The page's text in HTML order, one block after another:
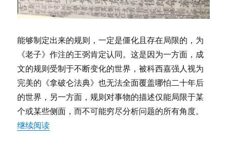
能够制定出来的规则，一定是僵化且存在局限的，为
《老子》作注的王弼肯定认同。这是因为一方面，成
文的规则受制于不断变化的世界，被科西嘉强人视为
完美的《拿破仑法典》也无法全面覆盖哪怕二十年后
的世界，另一方面，规则对事物的描述仅能局限于某
个或某些侧面，而不可能穷尽分析问题的所有角度。
继续阅读“王博远：制定出来的规则一定是僵化且存在局限